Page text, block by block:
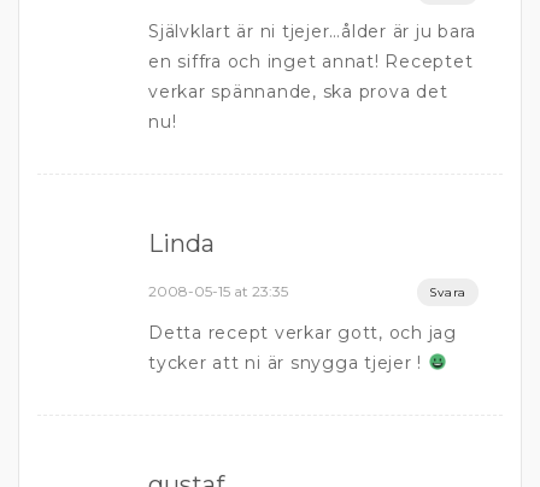
Självklart är ni tjejer…ålder är ju bara
en siffra och inget annat! Receptet
verkar spännande, ska prova det
nu!
Linda
2008-05-15 at 23:35 Svara
Detta recept verkar gott, och jag
tycker att ni är snygga tjejer !